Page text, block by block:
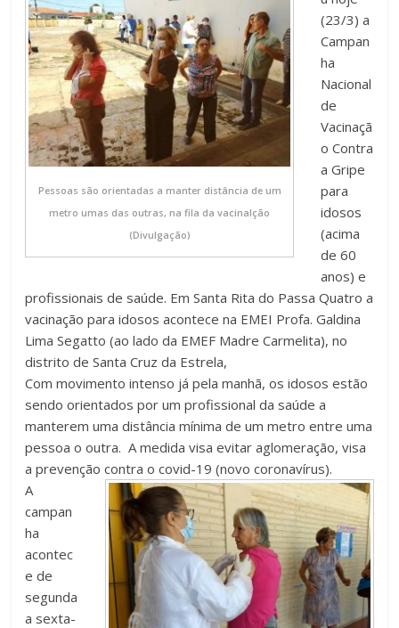
Pessoas são orientadas a manter distância de um
metro umas das outras, na fila da vacinalção
(Divulgação)
(23/3) a
Campan
ha
Nacional
de
Vacinaçã
o Contra
a Gripe
para
idosos
(acima
de 60
anos) e
profissionais de saúde. Em Santa Rita do Passa Quatro a
vacinação para idosos acontece na EMEI Profa. Galdina
Lima Segatto (ao lado da EMEF Madre Carmelita), no
distrito de Santa Cruz da Estrela,
Com movimento intenso já pela manhã, os idosos estão
sendo orientados por um profissional da saúde a
manterem uma distância mínima de um metro entre uma
pessoa o outra. A medida visa evitar aglomeração, visa
a prevenção contra o covid-19 (novo coronavírus).
A
campan
ha
acontec
e de
segunda
a sexta-